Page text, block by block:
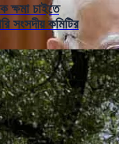
ক্ষমা চাইতে
সংসদীয় কমিটির